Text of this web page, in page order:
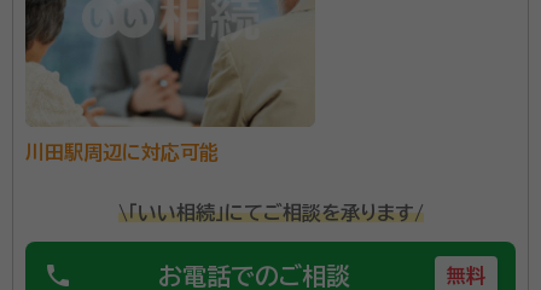
川田駅周辺に対応可能
\「いい相続」にてご相談を承ります/
phone お電話でのご相談 無料